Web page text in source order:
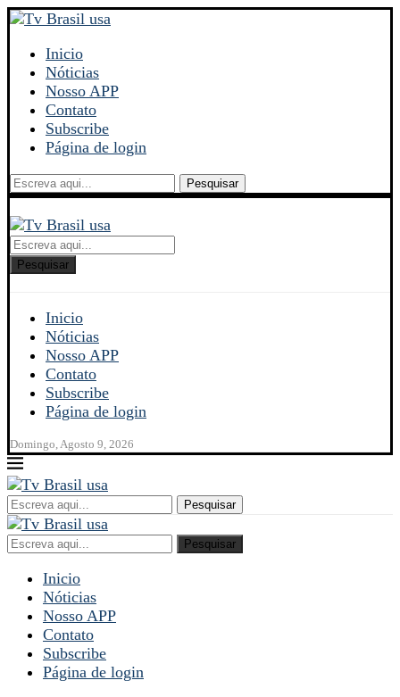
Inicio
Nóticias
Nosso APP
Contato
Subscribe
Página de login
Pesquisar
Pesquisar
Inicio
Nóticias
Nosso APP
Contato
Subscribe
Página de login
Domingo, Agosto 9, 2026
Pesquisar
Pesquisar
Inicio
Nóticias
Nosso APP
Contato
Subscribe
Página de login